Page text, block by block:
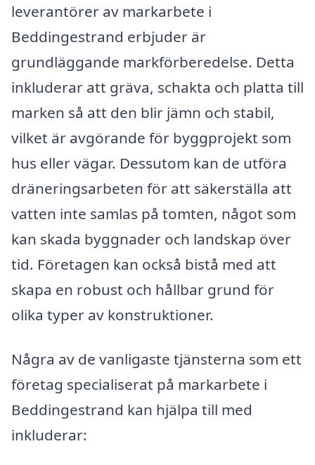
leverantörer av markarbete i
Beddingestrand erbjuder är
grundläggande markförberedelse. Detta
inkluderar att gräva, schakta och platta till
marken så att den blir jämn och stabil,
vilket är avgörande för byggprojekt som
hus eller vägar. Dessutom kan de utföra
dräneringsarbeten för att säkerställa att
vatten inte samlas på tomten, något som
kan skada byggnader och landskap över
tid. Företagen kan också bistå med att
skapa en robust och hållbar grund för
olika typer av konstruktioner.
Några av de vanligaste tjänsterna som ett
företag specialiserat på markarbete i
Beddingestrand kan hjälpa till med
inkluderar: